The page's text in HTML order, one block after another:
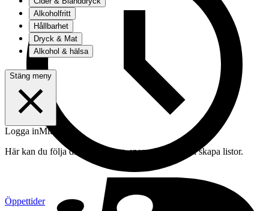
Öppettider
Alkoholfritt
Hållbarhet
Dryck & Mat
Alkohol & hälsa
Stäng meny
Logga inMitt konto
Här kan du följa din beställning, spara drycker och skapa listor.